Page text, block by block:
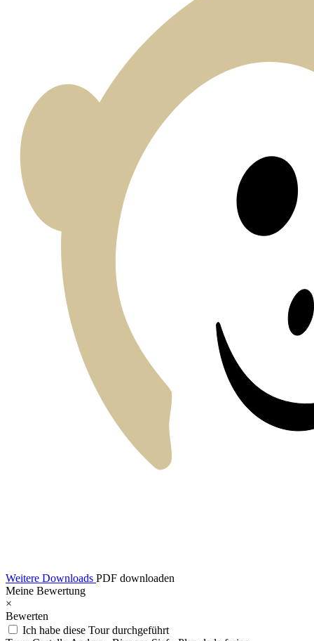
Weitere Downloads PDF downloaden
Meine Bewertung
×
Bewerten
Ich habe diese Tour durchgeführt